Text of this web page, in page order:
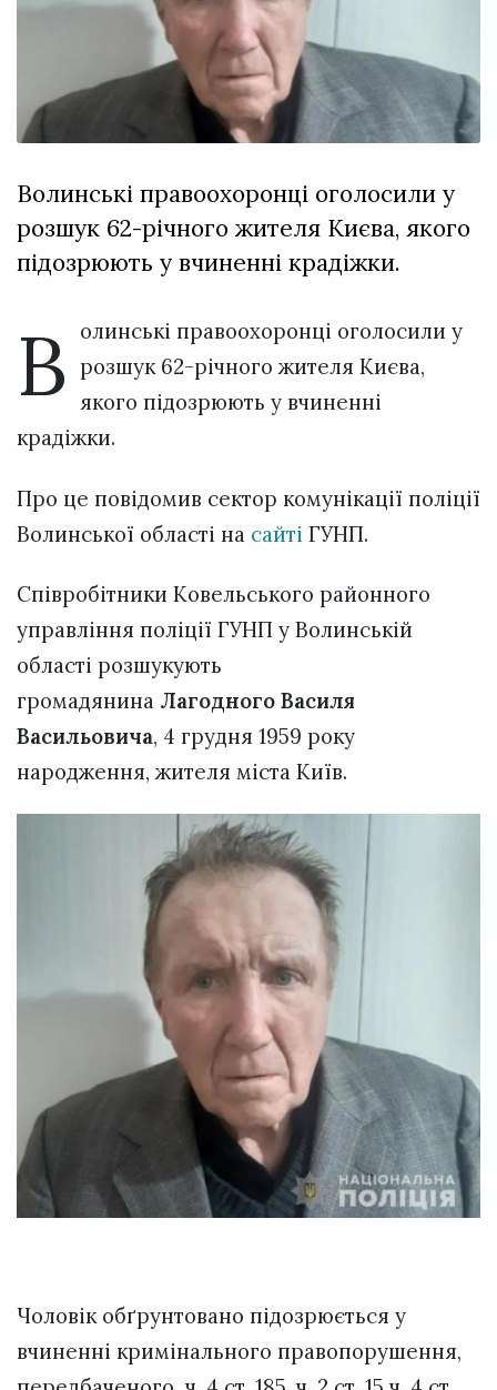
XIX
Спартакіада
VolWe...
29 Липня 2026
547 переглядів
Всі розділи
Лайф
Афіша
ZONE 18+
Політика конфіденційності
Волинські правоохоронці оголосили у
розшук 62-річного жителя Києва, якого
підозрюють у вчиненні крадіжки.
В
олинські правоохоронці оголосили у
розшук 62-річного жителя Києва,
якого підозрюють у вчиненні
крадіжки.
Про це повідомив сектор комунікації поліції
Волинської області на сайті ГУНП.
Співробітники Ковельського районного
управління поліції ГУНП у Волинській
області розшукують
громадянина Лагодного Василя
Васильовича, 4 грудня 1959 року
народження, жителя міста Київ.
Чоловік обґрунтовано підозрюється у
вчиненні кримінального правопорушення,